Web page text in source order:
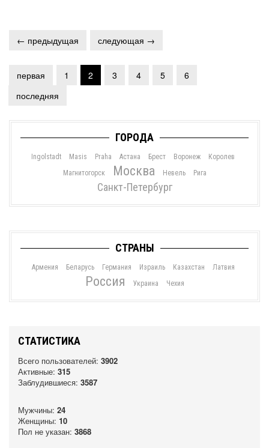
← предыдущая следующая →
первая 1 2 3 4 5
6
последняя
ГОРОДА
Ingolstadt Masis Praha Астана Брест Воронеж
Королев
Магнитогорск
Москва Невель Рига
Санкт-Петербург
СТРАНЫ
Армения Беларусь Германия Израиль Казахстан Латвия
Россия Украина Чехия
СТАТИСТИКА
Всего пользователей: 3902
Активные: 315
Заблудившиеся: 3587
Мужчины: 24
Женщины: 10
Пол не указан: 3868